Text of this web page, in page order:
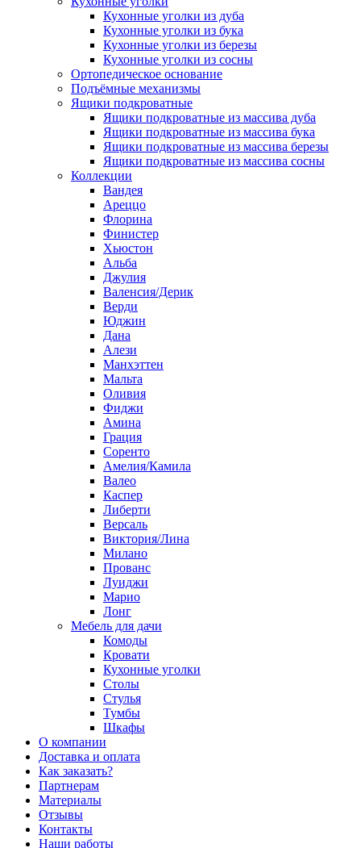
Кухонные уголки из дуба
Кухонные уголки из бука
Кухонные уголки из березы
Кухонные уголки из сосны
Ортопедическое основание
Подъёмные механизмы
Ящики подкроватные
Ящики подкроватные из массива дуба
Ящики подкроватные из массива бука
Ящики подкроватные из массива березы
Ящики подкроватные из массива сосны
Коллекции
Вандея
Ареццо
Флорина
Финистер
Хьюстон
Альба
Джулия
Валенсия/Дерик
Верди
Юджин
Дана
Алези
Манхэттен
Мальта
Оливия
Фиджи
Амина
Грация
Соренто
Амелия/Камила
Валео
Каспер
Либерти
Версаль
Виктория/Лина
Милано
Прованс
Луиджи
Марио
Лонг
Мебель для дачи
Комоды
Кровати
Кухонные уголки
Столы
Стулья
Тумбы
Шкафы
О компании
Доставка и оплата
Как заказать?
Партнерам
Материалы
Отзывы
Контакты
Наши работы